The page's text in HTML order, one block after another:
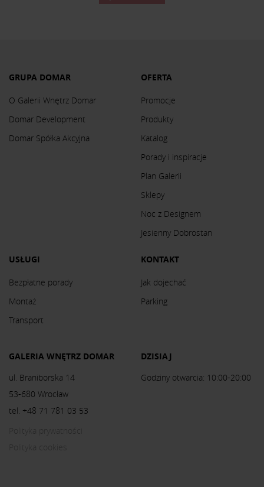
GRUPA DOMAR
O Galerii Wnętrz Domar
Domar Development
Domar Spółka Akcyjna
OFERTA
Promocje
Produkty
Katalog
Porady i inspiracje
Plan Galerii
Sklepy
Noc z Designem
Jesienny Dobrostan
USŁUGI
Bezpłatne porady
Montaż
Transport
KONTAKT
Jak dojechać
Parking
GALERIA WNĘTRZ DOMAR
ul. Braniborska 14
53-680 Wrocław
tel. +48 71 781 03 53
DZISIAJ
Godziny otwarcia: 10:00-20:00